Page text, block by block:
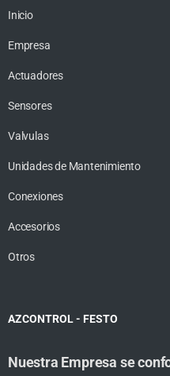
Inicio
Empresa
Actuadores
Sensores
Valvulas
Unidades de Mantenimiento
Conexiones
Accesorios
Otros
AZCONTROL - FESTO
Nuestra Empresa se